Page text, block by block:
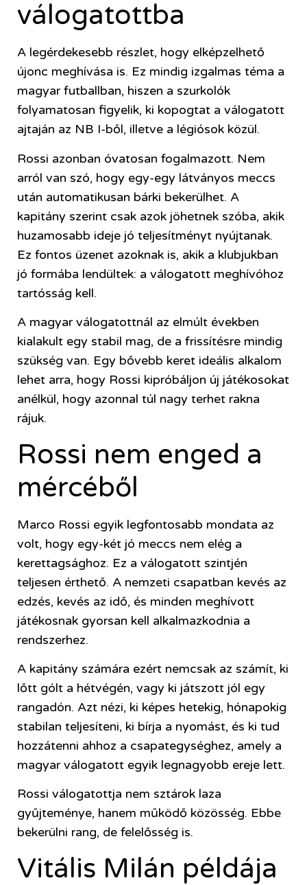
válogatottba
A legérdekesebb részlet, hogy elképzelhető
újonc meghívása is. Ez mindig izgalmas téma a
magyar futballban, hiszen a szurkolók
folyamatosan figyelik, ki kopogtat a válogatott
ajtaján az NB I-ből, illetve a légiósok közül.
Rossi azonban óvatosan fogalmazott. Nem
arról van szó, hogy egy-egy látványos meccs
után automatikusan bárki bekerülhet. A
kapitány szerint csak azok jöhetnek szóba, akik
huzamosabb ideje jó teljesítményt nyújtanak.
Ez fontos üzenet azoknak is, akik a klubjukban
jó formába lendültek: a válogatott meghívóhoz
tartósság kell.
A magyar válogatottnál az elmúlt években
kialakult egy stabil mag, de a frissítésre mindig
szükség van. Egy bővebb keret ideális alkalom
lehet arra, hogy Rossi kipróbáljon új játékosokat
anélkül, hogy azonnal túl nagy terhet rakna
rájuk.
Rossi nem enged a
mércéből
Marco Rossi egyik legfontosabb mondata az
volt, hogy egy-két jó meccs nem elég a
kerettagsághoz. Ez a válogatott szintjén
teljesen érthető. A nemzeti csapatban kevés az
edzés, kevés az idő, és minden meghívott
játékosnak gyorsan kell alkalmazkodnia a
rendszerhez.
A kapitány számára ezért nemcsak az számít, ki
lőtt gólt a hétvégén, vagy ki játszott jól egy
rangadón. Azt nézi, ki képes hetekig, hónapokig
stabilan teljesíteni, ki bírja a nyomást, és ki tud
hozzátenni ahhoz a csapategységhez, amely a
magyar válogatott egyik legnagyobb ereje lett.
Rossi válogatottja nem sztárok laza
gyűjteménye, hanem működő közösség. Ebbe
bekerülni rang, de felelősség is.
Vitális Milán példája